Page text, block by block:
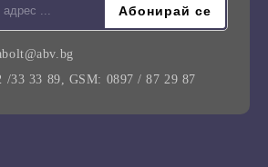
/33 33 89, GSM: 0897 / 87 29 87